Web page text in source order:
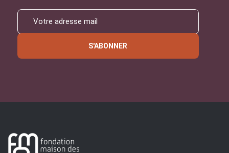
S'ABONNER